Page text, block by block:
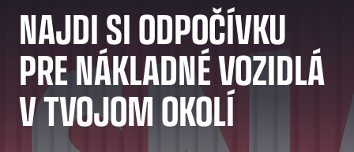
NAJDI SI ODPOČÍVKU
PRE NÁKLADNÉ VOZIDLÁ
V TVOJOM OKOLÍ